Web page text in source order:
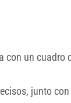
con un cuadro
junto